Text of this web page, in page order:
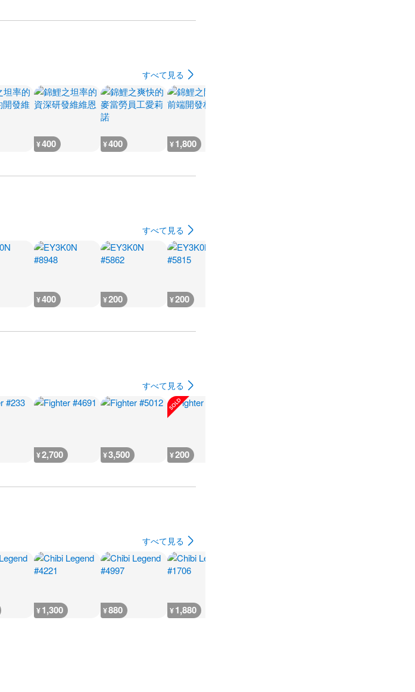
すべて見る
¥400 ¥400 ¥1,800
すべて見る
¥400 ¥200 ¥200
すべて見る
¥2,700 ¥3,500 ¥200
すべて見る
¥1,300 ¥880 ¥1,880